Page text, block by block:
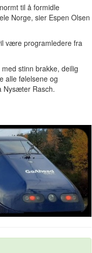
til å formidle
Norge, sier Espen Olsen
være programledere fra
stinn brakke, deilig
alle følelsene og
Nysæter Rasch.